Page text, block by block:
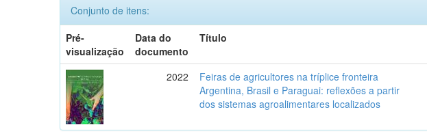
Conjunto de itens:
Pré-
visualização
Data do
documento
Título
2022
Feiras de agricultores na tríplice fronteira
Argentina, Brasil e Paraguai: reflexões a partir
dos sistemas agroalimentares localizados